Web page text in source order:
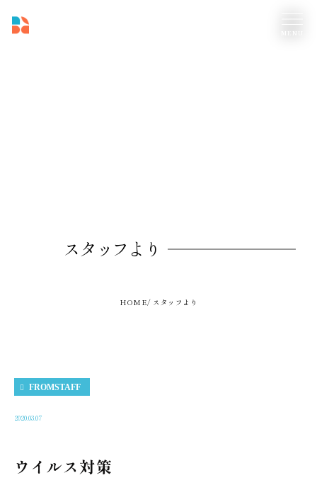
スタッフより
HOME スタッフより
FROMSTAFF
2020.03.07
ウイルス対策